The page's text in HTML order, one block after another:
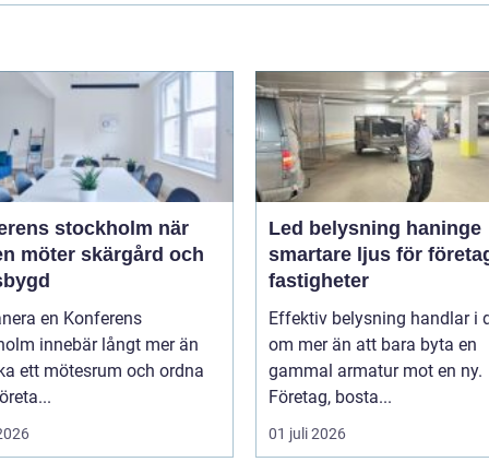
stockholm när
möter skärgård och
en Konferens
innebär långt mer än
ett mötesrum och ordna
Led belysning haninge
smartare ljus för
fastigheter
Effektiv belysning handlar i
om mer än att bara byta en
gammal armatur mot en ny.
Företag, bosta...
01 juli 2026